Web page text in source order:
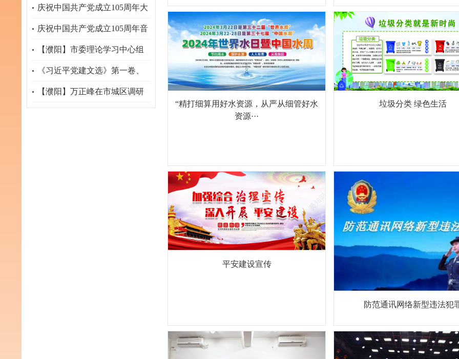
（2026－2030年）》
思想 研究部署学习宣传贯彻工
作
庆祝中国共产党成立105周年大
会在京隆重举行
庆祝中国共产党成立105周年音
乐会在京举行
【濮阳】市委理论学习中心组
举行集体学习研讨
《习近平党建文选》第一卷、
第二卷出版发行
【濮阳】万正峰在市城区调研
“精打细算用好水资源，从严从细管好水
资源···
垃圾分类 绿色生活
平安建设宣传
防范通讯网络新型违法犯